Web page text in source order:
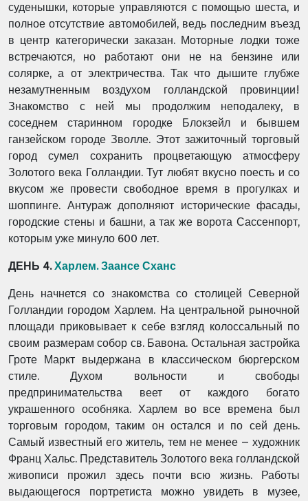
суденышки, которые управляются с помощью шеста, и
полное отсутствие автомобилей, ведь последним въезд
в центр категорически заказан. Моторные лодки тоже
встречаются, но работают они не на бензине или
солярке, а от электричества. Так что дышите глубже
незамутненным воздухом голландской провинции!
Знакомство с ней мы продолжим неподалеку, в
соседнем старинном городке Блокзейл и бывшем
ганзейском городе Зволле. Этот зажиточный торговый
город сумел сохранить процветающую атмосферу
Золотого века Голландии. Тут любят вкусно поесть и со
вкусом же провести свободное время в прогулках и
шоппинге. Антураж дополняют исторические фасады,
городские стены и башни, а так же ворота Сассенпорт,
которым уже минуло 600 лет.
ДЕНЬ 4.Харлем. Заансе Сханс
День начнется со знакомства со столицей Северной
Голландии городом Харлем. На центральной рыночной
площади приковывает к себе взгляд колоссальный по
своим размерам собор св. Бавона. Остальная застройка
Гроте Маркт выдержана в классическом бюргерском
стиле. Духом вольности и свободы
предпринимательства веет от каждого богато
украшенного особняка. Харлем во все времена был
торговым городом, таким он остался и по сей день.
Самый известный его житель, тем не менее – художник
Франц Хальс. Представитель Золотого века голландской
живописи прожил здесь почти всю жизнь. Работы
выдающегося портретиста можно увидеть в музее,